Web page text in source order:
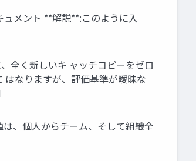
メント **解説**:このように入
全く新しいキ ャッチコピーをゼロ
なりますが、評価基準が曖昧な
、個人からチーム、そして組織全